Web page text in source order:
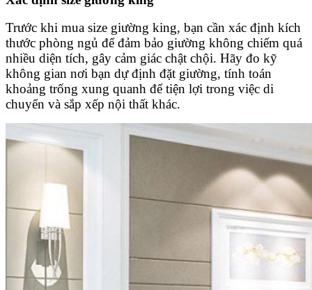
Trước khi mua size giường king, bạn cần xác định kích
thước phòng ngủ để đảm bảo giường không chiếm quá
nhiều diện tích, gây cảm giác chật chội. Hãy đo kỹ
không gian nơi bạn dự định đặt giường, tính toán
khoảng trống xung quanh để tiện lợi trong việc di
chuyển và sắp xếp nội thất khác.